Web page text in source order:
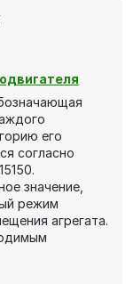
его
согласно
значение,
режим
агрегата.